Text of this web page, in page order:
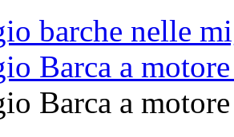
barche nelle
Barca a
Barca a